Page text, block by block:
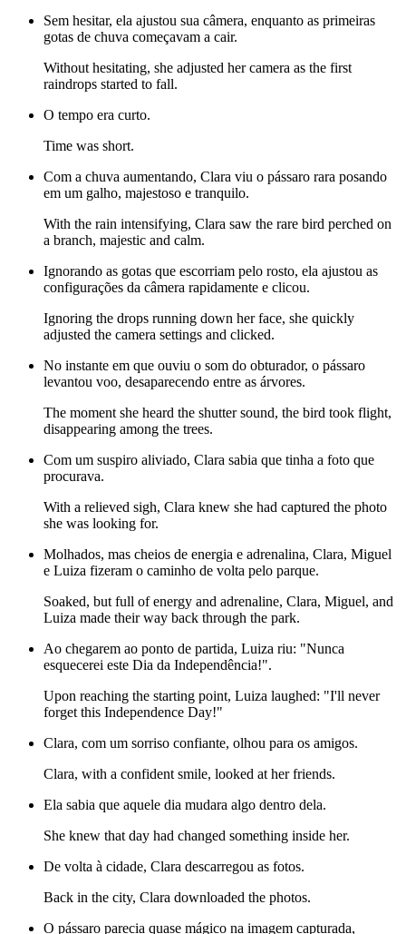
Sem hesitar, ela ajustou sua câmera, enquanto as primeiras
gotas de chuva começavam a cair.
Without hesitating, she adjusted her camera as the first
raindrops started to fall.
O tempo era curto.
Time was short.
Com a chuva aumentando, Clara viu o pássaro rara posando
em um galho, majestoso e tranquilo.
With the rain intensifying, Clara saw the rare bird perched on
a branch, majestic and calm.
Ignorando as gotas que escorriam pelo rosto, ela ajustou as
configurações da câmera rapidamente e clicou.
Ignoring the drops running down her face, she quickly
adjusted the camera settings and clicked.
No instante em que ouviu o som do obturador, o pássaro
levantou voo, desaparecendo entre as árvores.
The moment she heard the shutter sound, the bird took flight,
disappearing among the trees.
Com um suspiro aliviado, Clara sabia que tinha a foto que
procurava.
With a relieved sigh, Clara knew she had captured the photo
she was looking for.
Molhados, mas cheios de energia e adrenalina, Clara, Miguel
e Luiza fizeram o caminho de volta pelo parque.
Soaked, but full of energy and adrenaline, Clara, Miguel, and
Luiza made their way back through the park.
Ao chegarem ao ponto de partida, Luiza riu: "Nunca
esquecerei este Dia da Independência!".
Upon reaching the starting point, Luiza laughed: "I'll never
forget this Independence Day!"
Clara, com um sorriso confiante, olhou para os amigos.
Clara, with a confident smile, looked at her friends.
Ela sabia que aquele dia mudara algo dentro dela.
She knew that day had changed something inside her.
De volta à cidade, Clara descarregou as fotos.
Back in the city, Clara downloaded the photos.
O pássaro parecia quase mágico na imagem capturada,